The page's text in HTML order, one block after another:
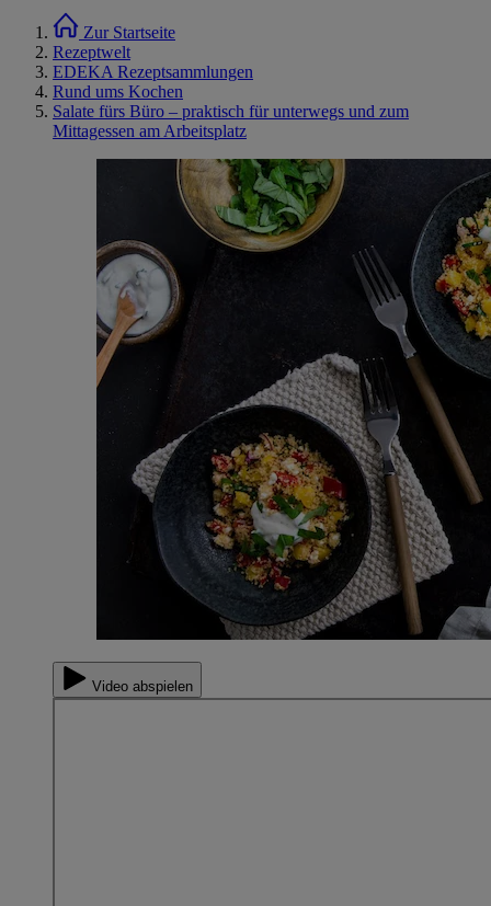
Zur Startseite
Rezeptwelt
EDEKA Rezeptsammlungen
Rund ums Kochen
Salate fürs Büro – praktisch für unterwegs und zum
Mittagessen am Arbeitsplatz
Video abspielen